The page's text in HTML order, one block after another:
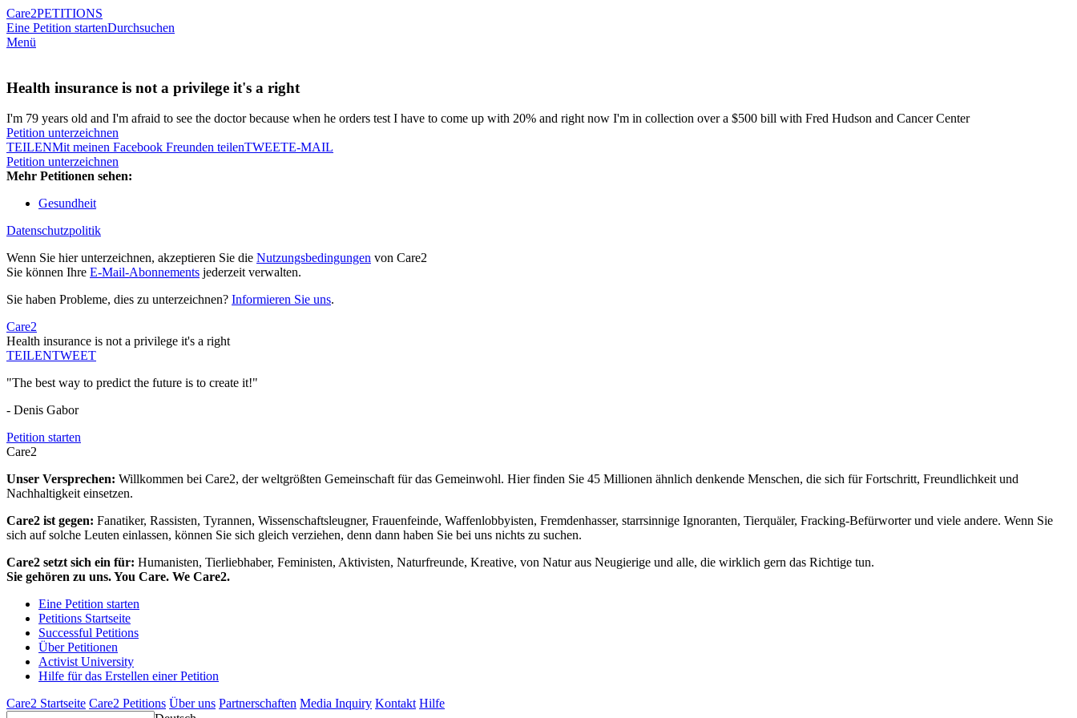
Care2PETITIONS
Eine Petition startenDurchsuchen
Menü
Health insurance is not a privilege it's a right
I'm 79 years old and I'm afraid to see the doctor because when he orders test I have to come up with 20% and right now I'm in collection over a $500 bill with Fred Hudson and Cancer Center
Petition unterzeichnen
TEILENMit meinen Facebook Freunden teilenTWEETE-MAIL
Petition unterzeichnen
Mehr Petitionen sehen:
Gesundheit
Datenschutzpolitik
Wenn Sie hier unterzeichnen, akzeptieren Sie die Nutzungsbedingungen von Care2
Sie können Ihre E-Mail-Abonnements jederzeit verwalten.
Sie haben Probleme, dies zu unterzeichnen? Informieren Sie uns.
Care2
Health insurance is not a privilege it's a right
TEILENTWEET
"The best way to predict the future is to create it!"
- Denis Gabor
Petition starten
Care2
Unser Versprechen: Willkommen bei Care2, der weltgrößten Gemeinschaft für das Gemeinwohl. Hier finden Sie 45 Millionen ähnlich denkende Menschen, die sich für Fortschritt, Freundlichkeit und
Nachhaltigkeit einsetzen.
Care2 ist gegen: Fanatiker, Rassisten, Tyrannen, Wissenschaftsleugner, Frauenfeinde, Waffenlobbyisten, Fremdenhasser, starrsinnige Ignoranten, Tierquäler, Fracking-Befürworter und viele andere. Wenn Sie
sich auf solche Leuten einlassen, können Sie sich gleich verziehen, denn dann haben Sie bei uns nichts zu suchen.
Care2 setzt sich ein für: Humanisten, Tierliebhaber, Feministen, Aktivisten, Naturfreunde, Kreative, von Natur aus Neugierige und alle, die wirklich gern das Richtige tun.
Sie gehören zu uns. You Care. We Care2.
Eine Petition starten
Petitions Startseite
Successful Petitions
Über Petitionen
Activist University
Hilfe für das Erstellen einer Petition
Care2 Startseite Care2 Petitions Über uns Partnerschaften Media Inquiry Kontakt Hilfe